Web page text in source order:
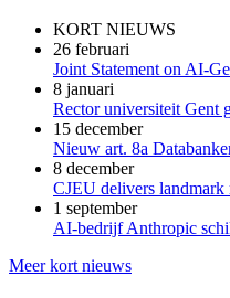
KORT NIEUWS
26 februari
Joint Statement on AI-
8 januari
Rector universiteit Gent
15 december
Nieuw art. 8a
8 december
CJEU delivers
1 september
AI-bedrijf Anthropic
Meer kort nieuws